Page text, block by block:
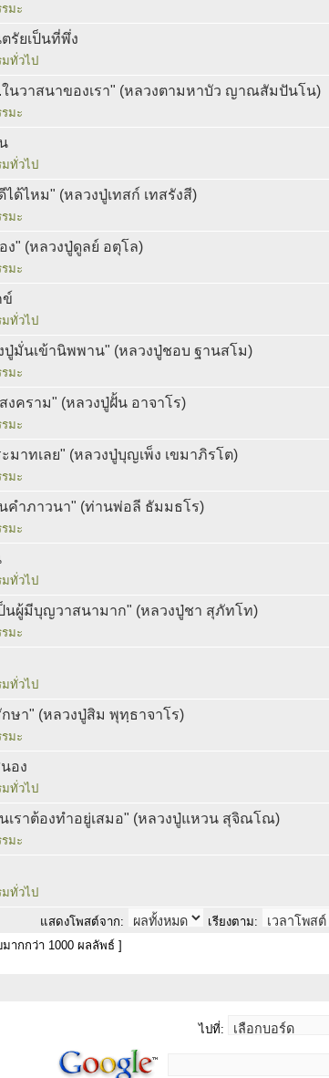
มะ
รัยเป็นที่พึ่ง
ทั่วไป
ในวาสนาของเรา" (หลวงตามหาบัว ญาณสัมปันโน)
มะ
ทั่วไป
ด้ไหม" (หลวงปู่เทสก์ เทสรังสี)
มะ
ง" (หลวงปู่ดูลย์ อตุโล)
มะ
ข์
ทั่วไป
ปู่มั่นเข้านิพพาน" (หลวงปู่ชอบ ฐานสโม)
มะ
งคราม" (หลวงปู่ฝั้น อาจาโร)
มะ
มาทเลย" (หลวงปู่บุญเพ็ง เขมาภิรโต)
มะ
คำภาวนา" (ท่านพ่อลี ธัมมธโร)
มะ
ทั่วไป
ป็นผู้มีบุญวาสนามาก" (หลวงปู่ชา สุภัทโท)
มะ
ทั่วไป
ษา" (หลวงปู่สิม พุทฺธาจาโร)
มะ
อง
ทั่วไป
เราต้องทำอยู่เสมอ" (หลวงปู่แหวน สุจิณโณ)
มะ
ทั่วไป
แสดงโพสต์จาก: เรียงตาม:
มากกว่า 1000 ผลลัพธ์ ]
ไปที่: